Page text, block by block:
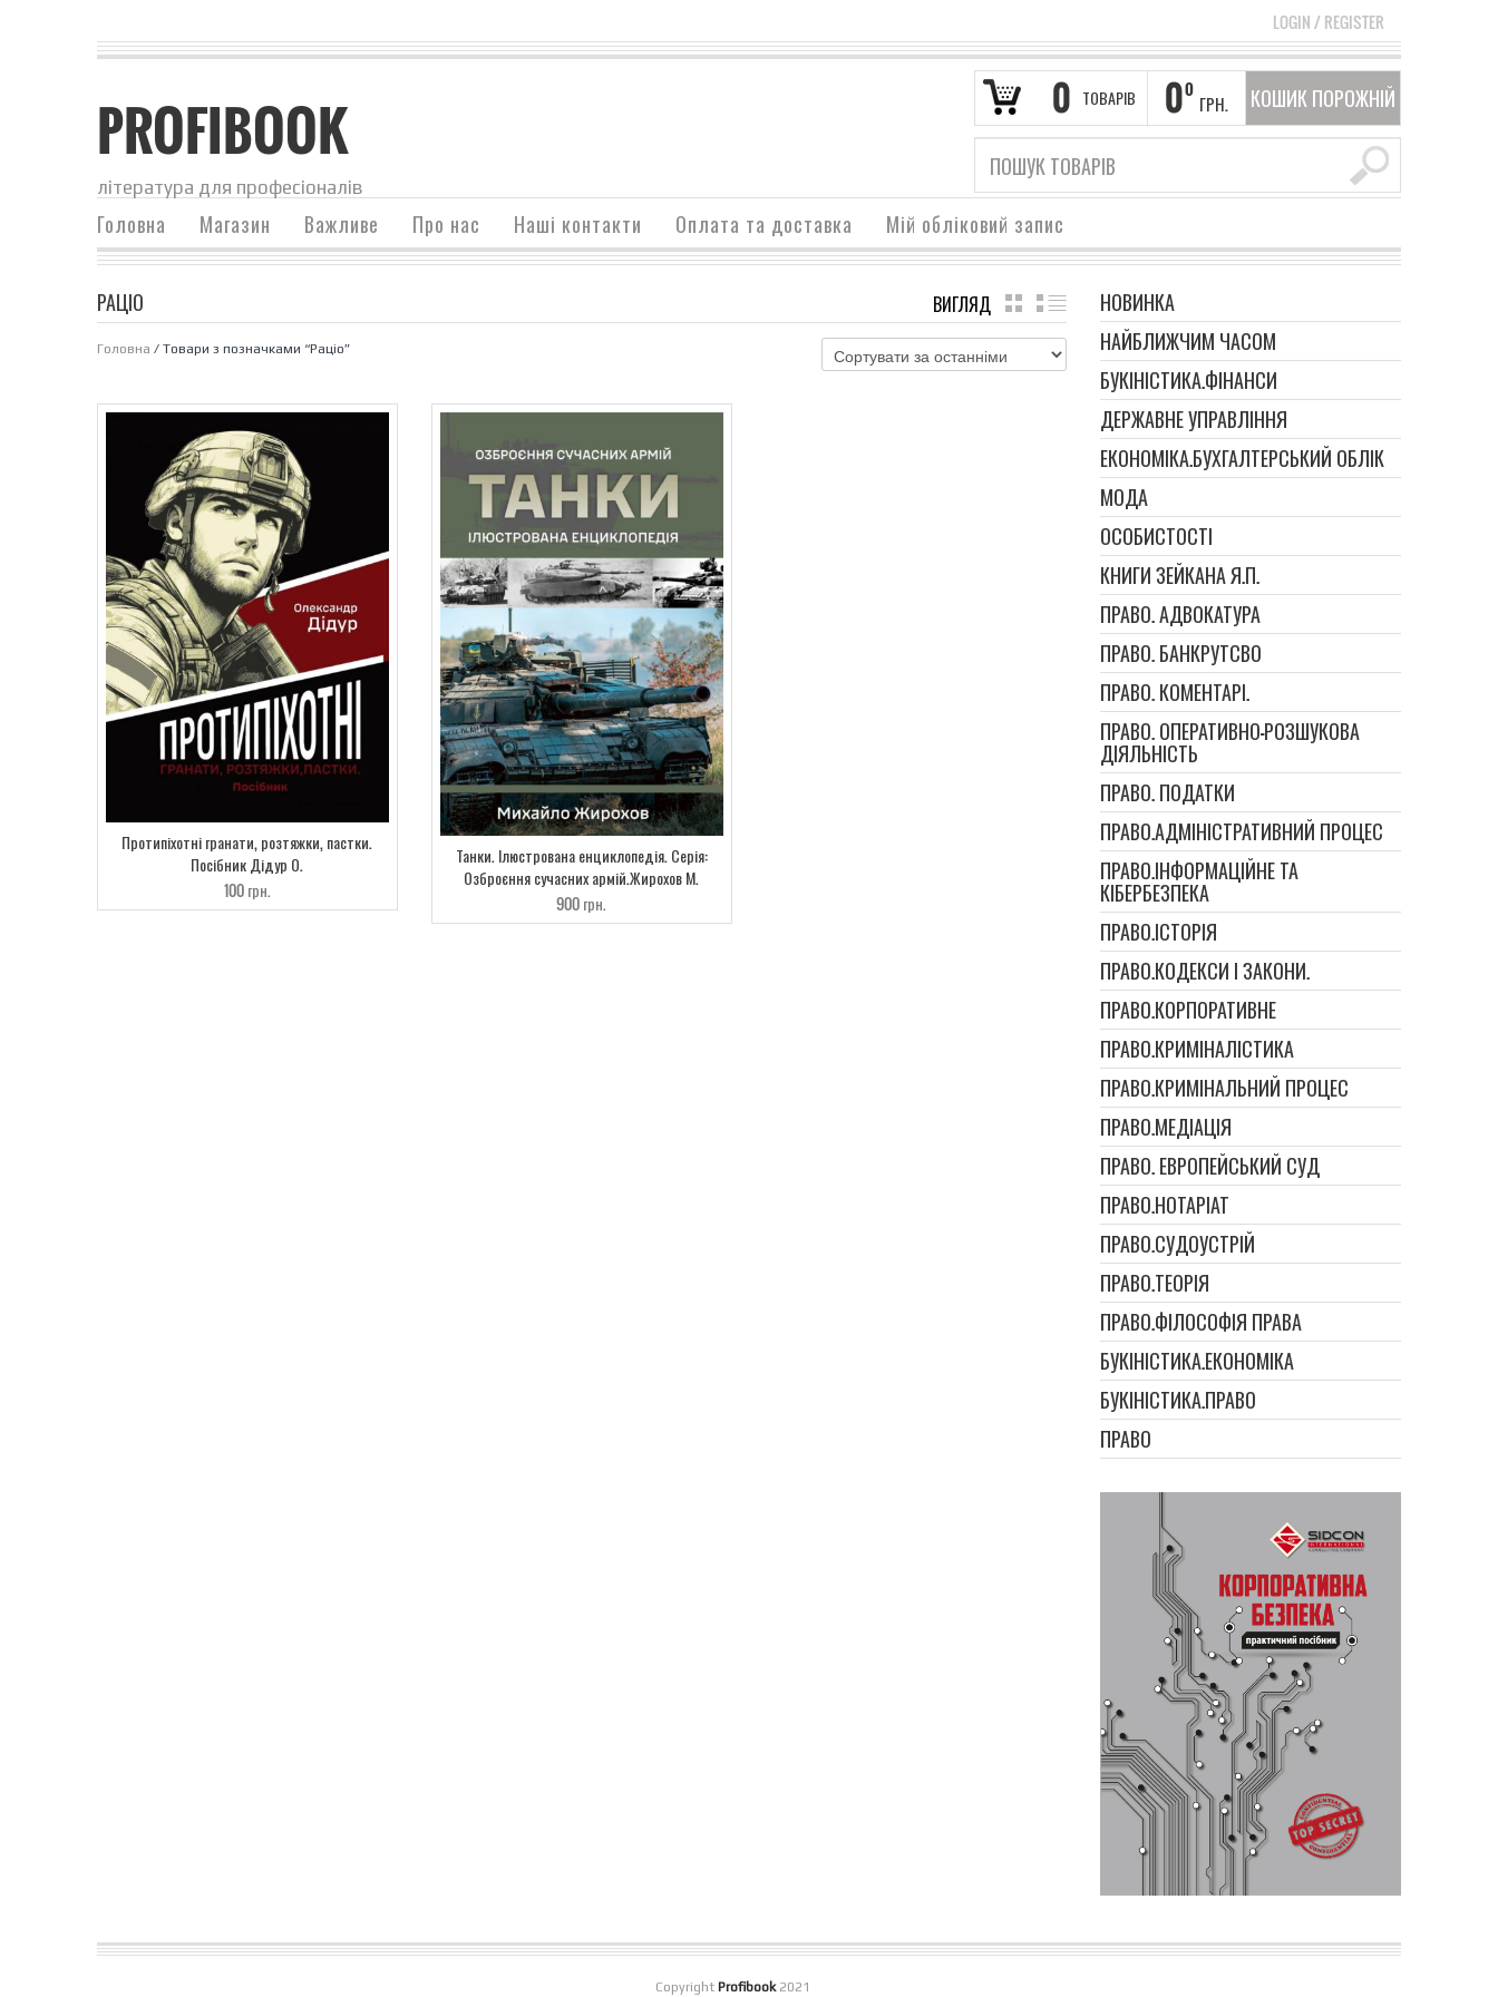
LOGIN/REGISTER
PROFIBOOK
література для професіоналів
0 ТОВАРІВ 00
ГРН. КОШИК ПОРОЖНІЙ
Головна Магазин Важливе Про нас Наші контакти Оплата та доставка Мій обліковий запис
РАЦІО ВИГЛЯД GRID
Головна / Товари з позначками “Раціо”
Протипіхотні гранати, розтяжки, пастки.
Посібник Дідур О.
100грн.
Танки. Ілюстрована енциклопедія. Серія:
Озброєння сучасних армій.Жирохов М.
900грн.
НОВИНКА
НАЙБЛИЖЧИМ ЧАСОМ
БУКІНІСТИКА.ФІНАНСИ
ДЕРЖАВНЕ УПРАВЛІННЯ
ЕКОНОМІКА.БУХГАЛТЕРСЬКИЙ ОБЛІК
МОДА
ОСОБИСТОСТІ
КНИГИ ЗЕЙКАНА Я.П.
ПРАВО. АДВОКАТУРА
ПРАВО. БАНКРУТСВО
ПРАВО. КОМЕНТАРІ.
ПРАВО. ОПЕРАТИВНО-РОЗШУКОВА
ДІЯЛЬНІСТЬ
ПРАВО. ПОДАТКИ
ПРАВО.АДМІНІСТРАТИВНИЙ ПРОЦЕС
ПРАВО.ІНФОРМАЦІЙНЕ ТА
КІБЕРБЕЗПЕКА
ПРАВО.ІСТОРІЯ
ПРАВО.КОДЕКСИ І ЗАКОНИ.
ПРАВО.КОРПОРАТИВНЕ
ПРАВО.КРИМІНАЛІСТИКА
ПРАВО.КРИМІНАЛЬНИЙ ПРОЦЕС
ПРАВО.МЕДІАЦІЯ
ПРАВО. ЕВРОПЕЙСЬКИЙ СУД
ПРАВО.НОТАРІАТ
ПРАВО.СУДОУСТРІЙ
ПРАВО.ТЕОРІЯ
ПРАВО.ФІЛОСОФІЯ ПРАВА
БУКІНІСТИКА.ЕКОНОМІКА
БУКІНІСТИКА.ПРАВО
ПРАВО
Copyright Profibook2021